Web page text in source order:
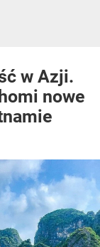
w Azji.
nowe